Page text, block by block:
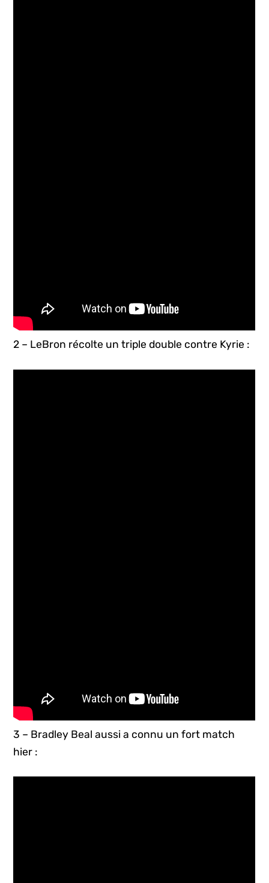
2 – LeBron récolte un triple double contre Kyrie :
3 – Bradley Beal aussi a connu un fort match
hier :